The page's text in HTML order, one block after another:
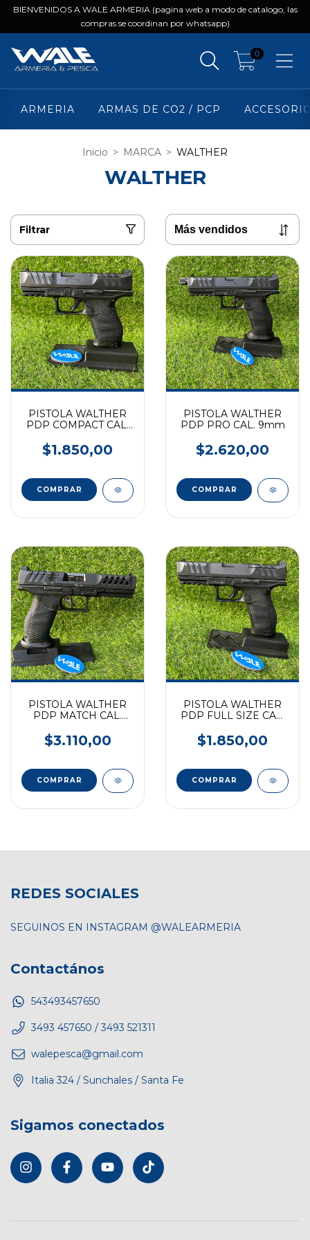
BIENVENIDOS A WALE ARMERIA (pagina web a modo de catalogo, las
compras se coordinan por whatsapp)
0
ARMERIA ARMAS DE CO2 / PCP
Inicio > MARCA > WALTHER
WALTHER
Filtrar
PISTOLA WALTHER
PDP COMPACT CAL.
$1.850,00
PISTOLA WALTHER
PDP PRO CAL. 9mm
$2.620,00
PISTOLA WALTHER
PDP MATCH CAL.
$3.110,00
PISTOLA WALTHER
PDP FULL SIZE CAL.
$1.850,00
REDES SOCIALES
SEGUINOS EN INSTAGRAM @WALEARMERIA
Contactános
543493457650
3493 457650 / 3493 521311
walepesca@gmail.com
Italia 324 / Sunchales / Santa Fe
Sigamos conectados